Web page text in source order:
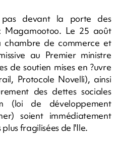
pas devant la porte des
Magamootoo. Le 25 août
de commerce et
au Premier ministre
de soutien mises en ?uvre
Protocole Novelli), ainsi
des dettes sociales
(loi de développement
soient immédiatement
fragilisées de l'Ile.